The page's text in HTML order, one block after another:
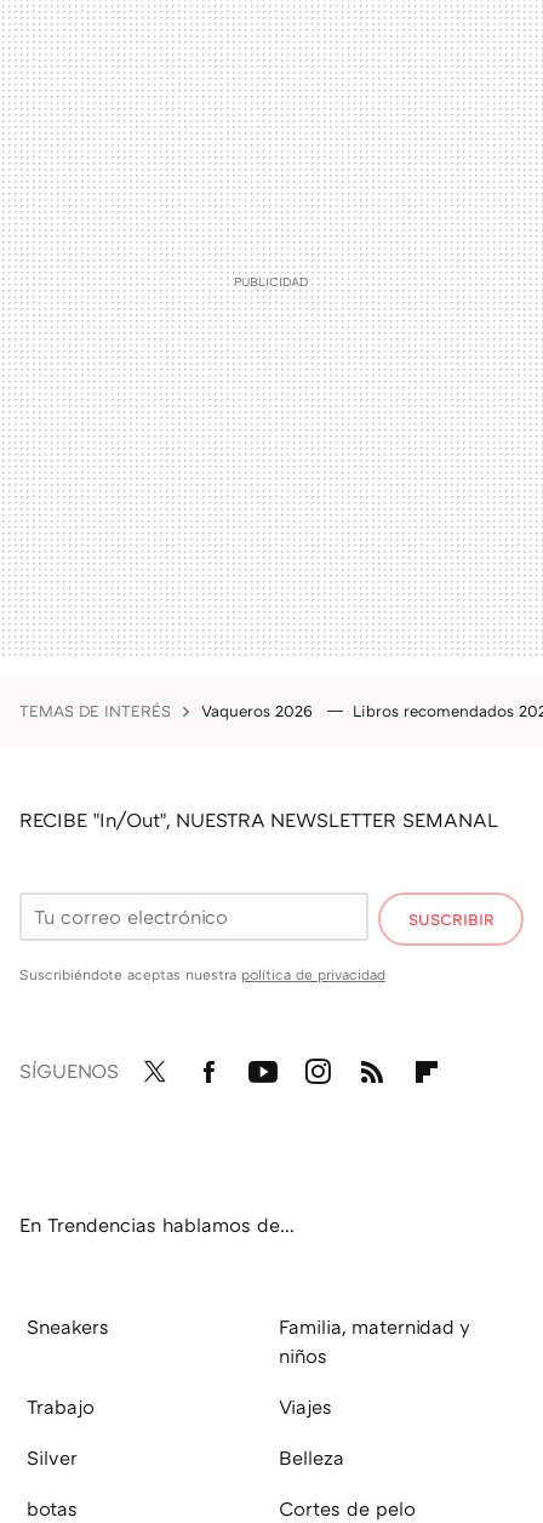
TEMAS DE INTERÉS Vaqueros 2026 Libros recomendados
RECIBE "In/Out", NUESTRA NEWSLETTER SEMANAL
SUSCRIBIR
Suscribiéndote aceptas nuestra política de privacidad
SÍGUENOS
En Trendencias hablamos de...
Sneakers
Familia, maternidad y
niños
Trabajo Viajes
Silver Belleza
botas Cortes de pelo